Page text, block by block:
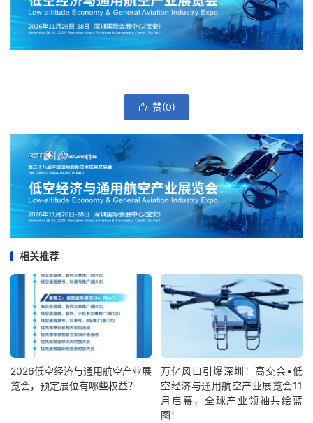
 赞(0)
相关推荐
2026低空经济与通用航空产业展
览会，预定展位有哪些权益？
万亿风口引爆深圳！高交会•低
空经济与通用航空产业展览会11
月启幕，全球产业领袖共绘蓝
图！